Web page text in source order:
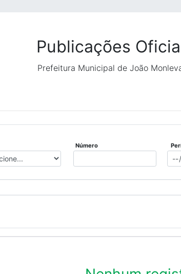
Publicações
Prefeitura Municipal de João
Número